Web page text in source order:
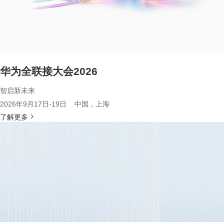
华为全联接大会2026
智启新未来
2026年9月17日-19日 中国，上海
了解更多